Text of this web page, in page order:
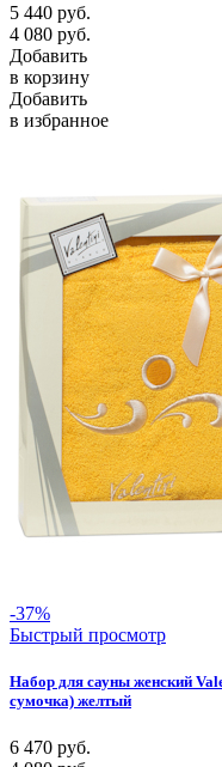
5 440 руб.
4 080 руб.
Добавить
в корзину
Добавить
в избранное
-37%
Быстрый просмотр
Набор для сауны женский
сумочка) желтый
6 470 руб.